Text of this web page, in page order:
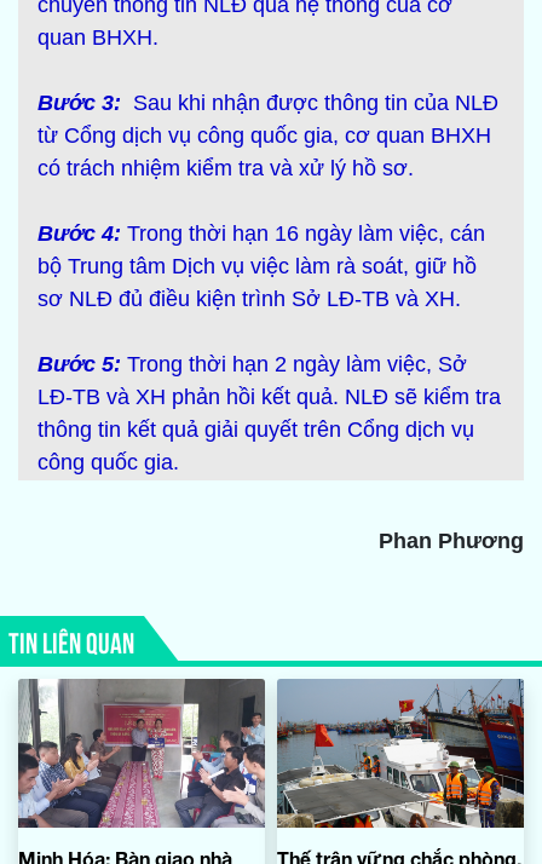
chuyển thông tin NLĐ qua hệ thống của cơ
quan BHXH.
Bước 3: Sau khi nhận được thông tin của NLĐ
từ Cổng dịch vụ công quốc gia, cơ quan BHXH
có trách nhiệm kiểm tra và xử lý hồ sơ.
Bước 4: Trong thời hạn 16 ngày làm việc, cán
bộ Trung tâm Dịch vụ việc làm rà soát, giữ hồ
sơ NLĐ đủ điều kiện trình Sở LĐ-TB và XH.
Bước 5: Trong thời hạn 2 ngày làm việc, Sở
LĐ-TB và XH phản hồi kết quả. NLĐ sẽ kiểm tra
thông tin kết quả giải quyết trên Cổng dịch vụ
công quốc gia.
Phan Phương
TIN LIÊN QUAN
Minh Hóa: Bàn giao nhà Thế trận vững chắc phòng,